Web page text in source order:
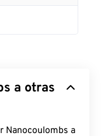
a otras
Nanocoulombs a